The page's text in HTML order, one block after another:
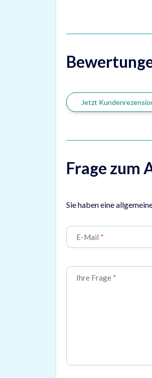
Jetzt
Frage zum
Sie haben eine
E-Mail
Ihre Frage